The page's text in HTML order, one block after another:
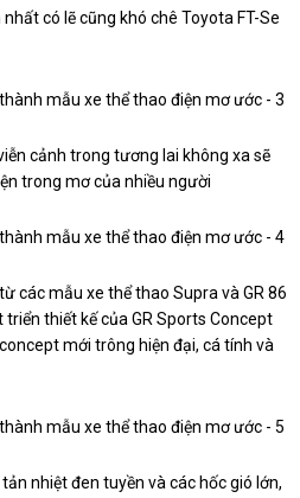
có lẽ cũng khó chê Toyota FT-Se
cảnh trong tương lai không xa sẽ
trong mơ của nhiều người
các mẫu xe thể thao Supra và GR 86
thiết kế của GR Sports Concept
mới trông hiện đại, cá tính và
nhiệt đen tuyền và các hốc gió lớn,